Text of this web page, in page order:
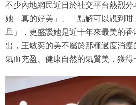
不少內地網民近日於社交平台熱烈
她「真的好美」、「點解可以靚到咁
旦」，更盛讚她是近十年來最美的
出，王敏奕的美不屬於那種過度消
氣血充盈、健康自然的氣質美，獲得